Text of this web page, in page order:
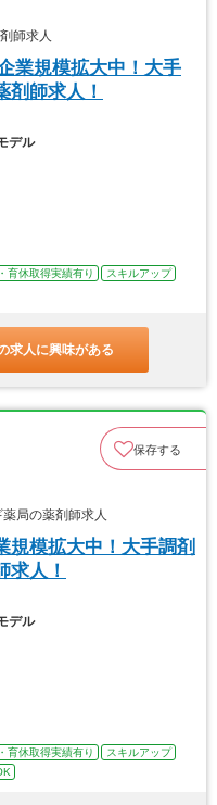
師求人
業規模拡大中！大手
師求人！
デル
育休取得実績有り
スキルアップ
求人に興味がある
保存する
局の薬剤師求人
規模拡大中！大手調剤
求人！
デル
育休取得実績有り
スキルアップ